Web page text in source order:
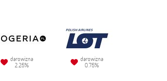
darowizna
2.25%
darowizna
0.75%